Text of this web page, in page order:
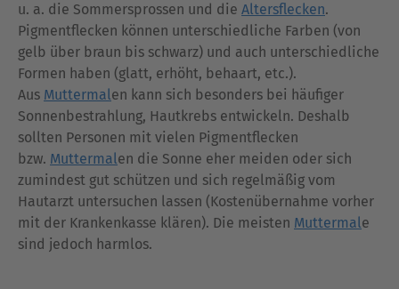
u. a. die Sommersprossen und die Altersflecken.
Pigmentflecken können unterschiedliche Farben (von
gelb über braun bis schwarz) und auch unterschiedliche
Formen haben (glatt, erhöht, behaart, etc.).
Aus Muttermalen kann sich besonders bei häufiger
Sonnenbestrahlung, Hautkrebs entwickeln. Deshalb
sollten Personen mit vielen Pigmentflecken
bzw. Muttermalen die Sonne eher meiden oder sich
zumindest gut schützen und sich regelmäßig vom
Hautarzt untersuchen lassen (Kostenübernahme vorher
mit der Krankenkasse klären). Die meisten Muttermale
sind jedoch harmlos.